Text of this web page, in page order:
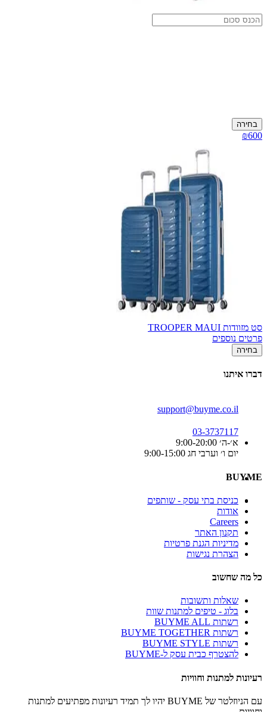
בחירה
₪600
סט מזוודות TROOPER MAUI
פרטים נוספים
בחירה
דברו איתנו
support@buyme.co.il
03-3737117
א׳-ה׳ 9:00-20:00
יום ו׳ וערבי חג 9:00-15:00
BUYME
כניסת בתי עסק - שותפים
אודות
Careers
תקנון האתר
מדיניות הגנת פרטיות
הצהרת נגישות
כל מה שחשוב
שאלות ותשובות
בלוג - טיפים למתנות שוות
רשתות BUYME ALL
רשתות BUYME TOGETHER
רשתות BUYME STYLE
להצטרף כבית עסק ל-BUYME
רעיונות למתנות וחוויות
עם הניוזלטר של BUYME יהיו לך תמיד רעיונות מפתיעים למתנות